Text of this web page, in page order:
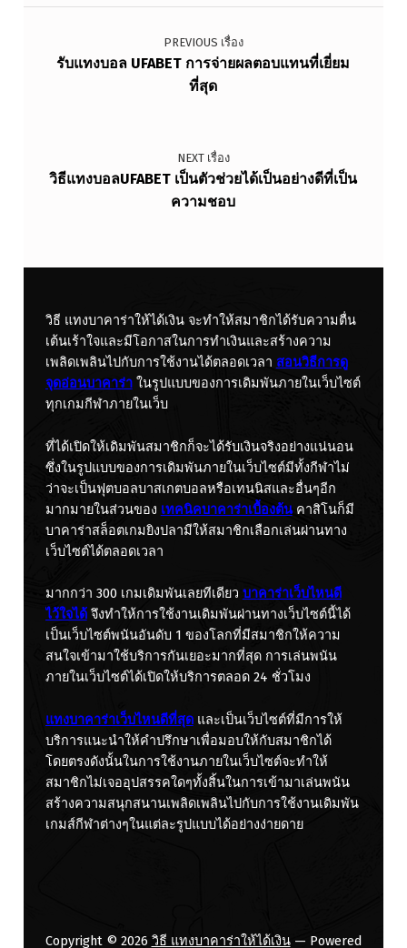
แนะแนวเรื่อง
PREVIOUS เรื่อง
รับแทงบอล UFABET การจ่ายผลตอบแทนที่เยี่ยม
ที่สุด
NEXT เรื่อง
วิธีแทงบอลUFABET เป็นตัวช่วยได้เป็นอย่างดีที่เป็น
ความชอบ
วิธี แทงบาคาร่าให้ได้เงิน จะทำให้สมาชิกได้รับความตื่น
เต้นเร้าใจและมีโอกาสในการทำเงินและสร้างความ
เพลิดเพลินไปกับการใช้งานได้ตลอดเวลา สอนวิธีการดู
จุดอ่อนบาคาร่าในรูปแบบของการเดิมพันภายในเว็บไซต์
ทุกเกมกีฬาภายในเว็บ
ที่ได้เปิดให้เดิมพันสมาชิกก็จะได้รับเงินจริงอย่างแน่นอน
ซึ่งในรูปแบบของการเดิมพันภายในเว็บไซต์มีทั้งกีฬาไม่
ว่าจะเป็นฟุตบอลบาสเกตบอลหรือเทนนิสและอื่นๆอีก
มากมายในส่วนของ เทคนิคบาคาร่าเบื้องต้นคาสิโนก็มี
บาคาร่าสล็อตเกมยิงปลามีให้สมาชิกเลือกเล่นผ่านทาง
เว็บไซต์ได้ตลอดเวลา
มากกว่า 300 เกมเดิมพันเลยทีเดียว บาคาร่าเว็บไหนดี
ไว้ใจได้จึงทำให้การใช้งานเดิมพันผ่านทางเว็บไซต์นี้ได้
เป็นเว็บไซต์พนันอันดับ 1 ของโลกที่มีสมาชิกให้ความ
สนใจเข้ามาใช้บริการกันเยอะมากที่สุด การเล่นพนัน
ภายในเว็บไซต์ได้เปิดให้บริการตลอด 24 ชั่วโมง
แทงบาคาร่าเว็บไหนดีที่สุดและเป็นเว็บไซต์ที่มีการให้
บริการแนะนำให้คำปรึกษาเพื่อมอบให้กับสมาชิกได้
โดยตรงดังนั้นในการใช้งานภายในเว็บไซต์จะทำให้
สมาชิกไม่เจออุปสรรคใดๆทั้งสิ้นในการเข้ามาเล่นพนัน
สร้างความสนุกสนานเพลิดเพลินไปกับการใช้งานเดิมพัน
เกมส์กีฬาต่างๆในแต่ละรูปแบบได้อย่างง่ายดาย
Copyright © 2026 วิธี แทงบาคาร่าให้ได้เงิน— Powered